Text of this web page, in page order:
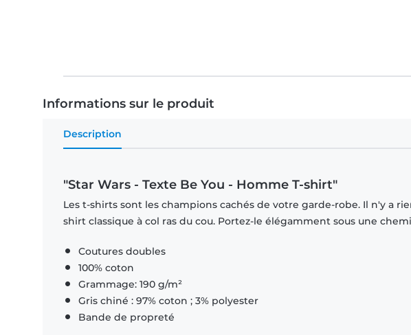
Informations sur le produit
Description
"Star Wars - Texte Be You - Homme T-shirt"
Les t-shirts sont les champions cachés de votre garde-robe. Il n'y a
shirt classique à col ras du cou. Portez-le élégamment sous une
Coutures doubles
100% coton
Grammage: 190 g/m²
Gris chiné : 97% coton ; 3% polyester
Bande de propreté